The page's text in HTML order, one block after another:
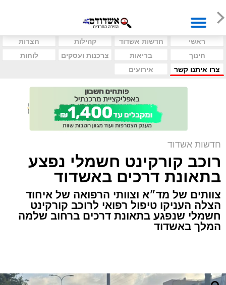
ראשי חדשות אשדוד קהילות
חצרות
חינוך
בריאות צרכנות ועסקים
לוחות
צרו איתנו קשר
אירועים
חדשות אשדוד
רוכב קורקינט חשמלי נפצע
בתאונת דרכים באשדוד
צוותים של מד״א וצוותי הרפואה של איחוד
הצלה העניקו טיפול רפואי לרוכב קורקינט
חשמלי שנפגע בתאונת דרכים ברחוב שלמה
המלך באשדוד